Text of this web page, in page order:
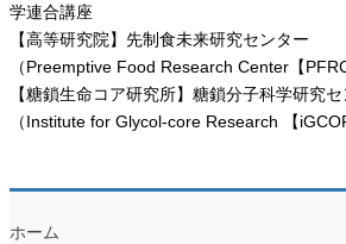
学連合講座
【高等研究院】先制食未来研究センター
（Preemptive Food Research Center【PFRC
【糖鎖生命コア研究所】糖鎖分子科学研究
（Institute for Glycol-core Research 【
ホーム